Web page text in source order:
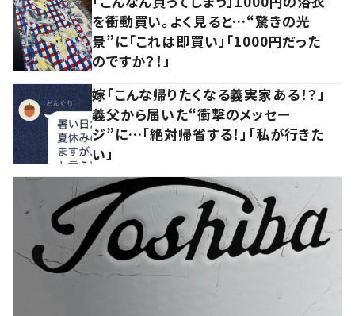
を衝動買い。よく見ると…“驚きの光
景”に「これは即買い」「1000円だった
のですか？！」
嫁「こんな帰りたくなる義実家ある！？」
義父から届いた“衝撃のメッセー
ジ”に…「絶対帰省する！」「私が行きた
い」